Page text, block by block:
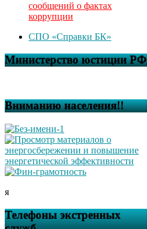
сообщений о фактах
коррупции
СПО «Справки БК»
Министерство юстиции РФ
Вниманию населения!!
я
Телефоны экстренных